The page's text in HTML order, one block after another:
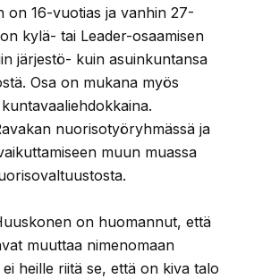
on 16-vuotias ja vanhin 27-
kylä- tai Leader-osaamisen
järjestö- kuin asuinkuntansa
Osa on mukana myös
nuorisotyöryhmässä ja
muun muassa
on huomannut, että
muuttaa nimenomaan
heille riitä se, että on kiva talo